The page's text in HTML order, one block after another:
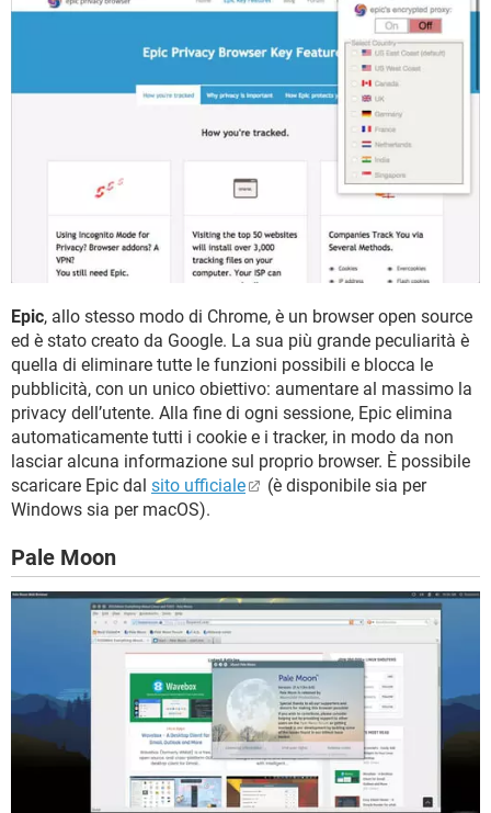
Epic, allo stesso modo di Chrome, è un browser open source
ed è stato creato da Google. La sua più grande peculiarità è
quella di eliminare tutte le funzioni possibili e blocca le
pubblicità, con un unico obiettivo: aumentare al massimo la
privacy dell’utente. Alla fine di ogni sessione, Epic elimina
automaticamente tutti i cookie e i tracker, in modo da non
lasciar alcuna informazione sul proprio browser. È possibile
scaricare Epic dal sito ufficiale
(è disponibile sia per
Windows sia per macOS).
Pale Moon